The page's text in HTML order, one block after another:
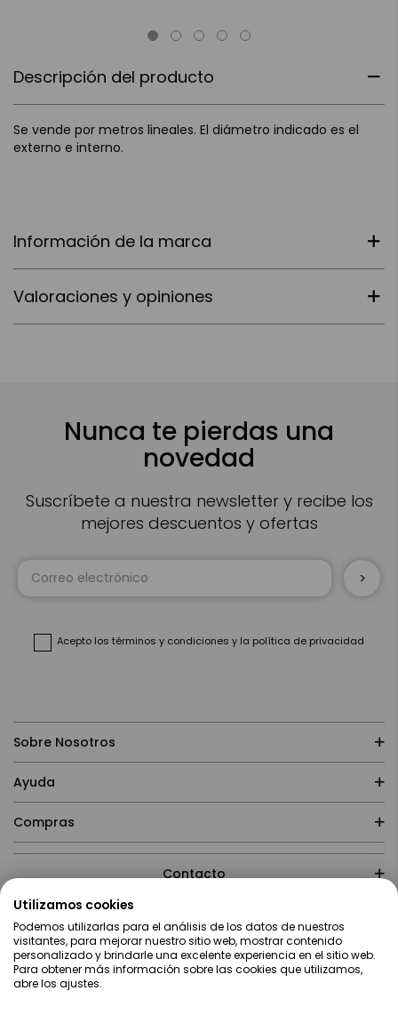
Descripción del producto
Se vende por metros lineales. El diámetro indicado es el
externo e interno.
Información de la marca
Valoraciones y opiniones
Nunca te pierdas una
novedad
Suscríbete a nuestra newsletter y recibe los
mejores descuentos y ofertas
Inscríbase
Acepto los términos y condiciones y la política de privacidad
Sobre Nosotros
Ayuda
Compras
Contacto
Utilizamos cookies
Podemos utilizarlas para el análisis de los datos de nuestros
visitantes, para mejorar nuestro sitio web, mostrar contenido
personalizado y brindarle una excelente experiencia en el sitio web.
Para obtener más información sobre las cookies que utilizamos,
abre los ajustes.